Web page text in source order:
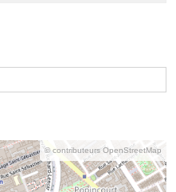
© contributeurs OpenStreetMap